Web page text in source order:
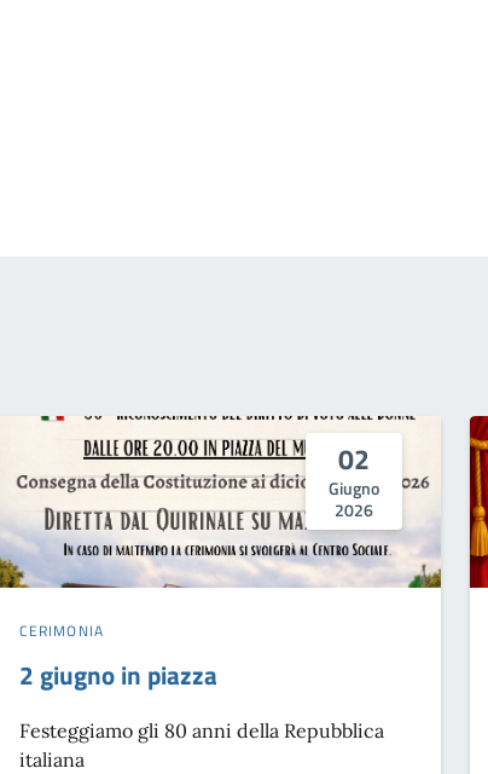
02
Giugno
2026
CERIMONIA
2 giugno in piazza
Festeggiamo gli 80 anni della Repubblica
italiana